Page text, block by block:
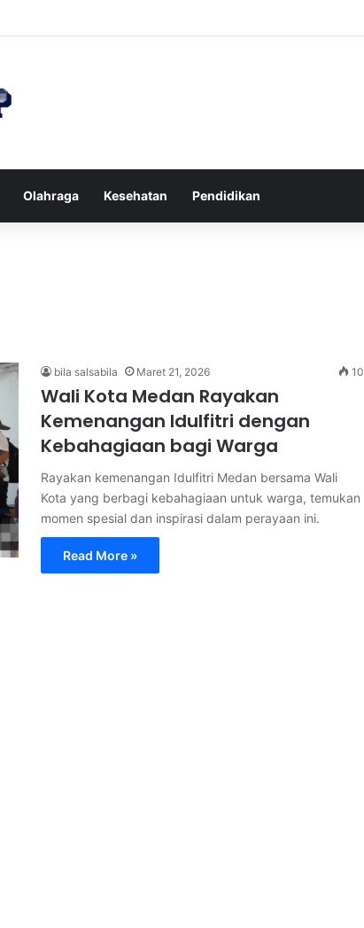
Olahraga Kesehatan Pendidikan
bila salsabila Maret 21, 2026 10
Wali Kota Medan Rayakan
Kemenangan Idulfitri dengan
Kebahagiaan bagi Warga
Rayakan kemenangan Idulfitri Medan bersama Wali
Kota yang berbagi kebahagiaan untuk warga, temukan
momen spesial dan inspirasi dalam perayaan ini.
Read More »